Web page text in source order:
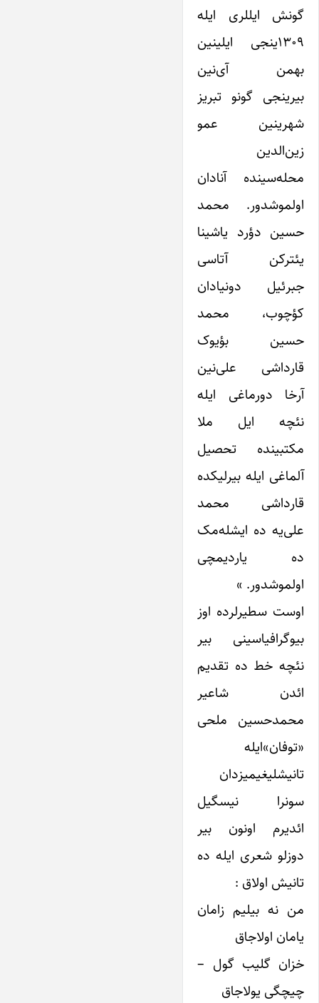
گونش ایللری ایله
۱۳۰۹ینجی ایلینین
بهمن آی‌نین
بیرینجی گونو تبریز
شهرینین عمو
زین‌الدین
محله‌سینده آنادان
اولموشدور. محمد
حسین دؤرد یاشینا
یئترکن آتاسی
جبرئیل دونیادان
کؤچوب، محمد
حسین بؤیوک
قارداشی علی‌نین
آرخا دورماغی ایله
نئچه ایل ملا
مکتبینده تحصیل
آلماغی ایله بیرلیکده
قارداشی محمد
علی‌یه ده ایشله‌مک
ده یاردیمچی
اولموشدور. »
اوست سطیرلرده اوز
بیوگرافیاسینی بیر
نئچه خط ده تقدیم
ائدن شاعیر
محمدحسین ملحی
«توفان»‌ایله
تانیشلیغیمیزدان
سونرا نیسگیل
ائدیرم اونون بیر
دوزلو شعری ایله ده
تانیش اولاق :
من نه بیلیم زامان
یامان اولاجاق
خزان گلیب گول –
چیچگی یولاجاق